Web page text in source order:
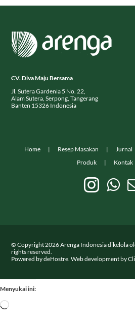
CV. Diva Maju Bersama
Jl. Sutera Gardenia 5 No. 22,
Alam Sutera, Serpong, Tangerang
Banten 15326 Indonesia
Home Resep Masakan Jurnal
Produk
Kontak
© Copyright 2026Arenga Indonesia dikelola
rights reserved.
Powered bydeHostre . Web development by
Menyukai ini:
Memuat...